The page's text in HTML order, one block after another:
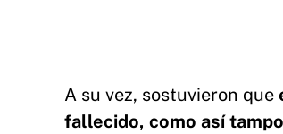
A su vez, sostuvieron que
fallecido, como así